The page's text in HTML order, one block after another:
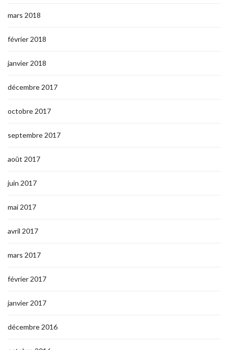
mars 2018
février 2018
janvier 2018
décembre 2017
octobre 2017
septembre 2017
août 2017
juin 2017
mai 2017
avril 2017
mars 2017
février 2017
janvier 2017
décembre 2016